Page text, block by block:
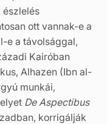
észlelés
ott vannak-e a
e a távolsággal,
Kairóban
Alhazen (Ibn al-
munkái,
De Aspectibus
korrigálják